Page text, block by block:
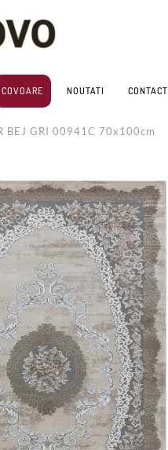
COVOARE NOUTATI CONTACT
BEJ GRI 00941C 70x100cm